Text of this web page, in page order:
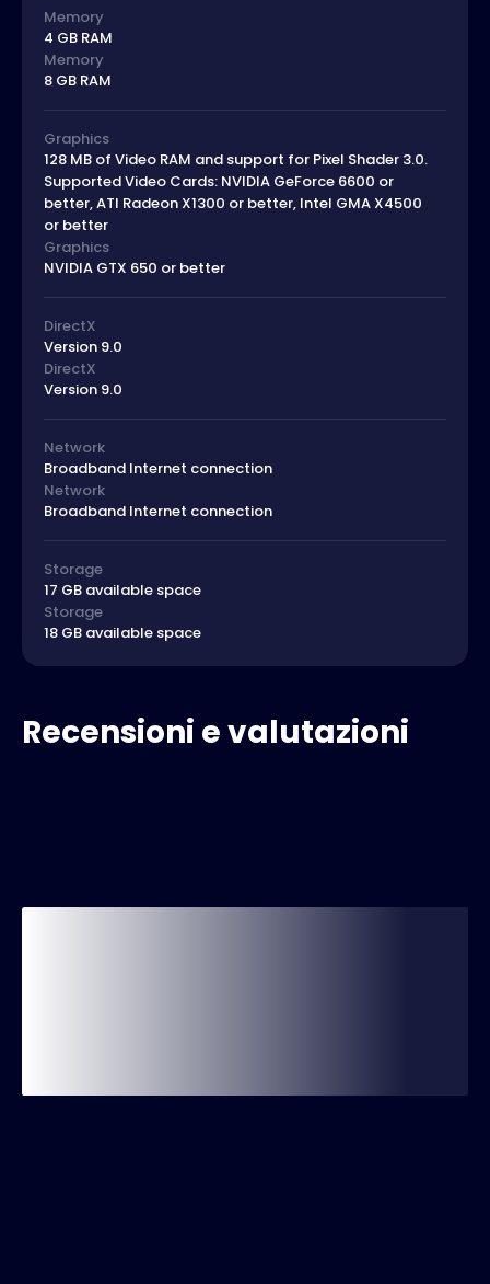
Memory
4 GB RAM
Memory
8 GB RAM
Graphics
128 MB of Video RAM and support for Pixel Shader 3.0.
Supported Video Cards: NVIDIA GeForce 6600 or
better, ATI Radeon X1300 or better, Intel GMA X4500
or better
Graphics
NVIDIA GTX 650 or better
DirectX
Version 9.0
DirectX
Version 9.0
Network
Broadband Internet connection
Network
Broadband Internet connection
Storage
17 GB available space
Storage
18 GB available space
Recensioni e valutazioni